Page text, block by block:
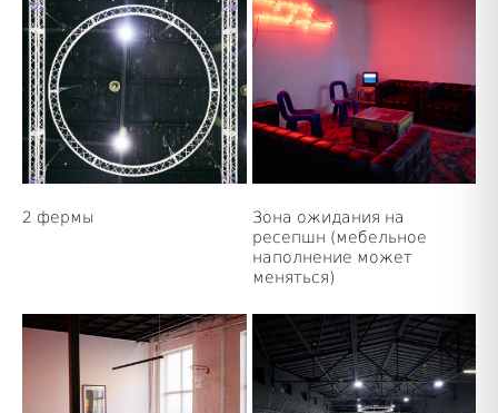
2 фермы
Зона ожидания на
ресепшн (мебельное
наполнение может
меняться)